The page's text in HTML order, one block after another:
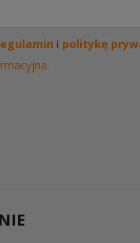
i politykę